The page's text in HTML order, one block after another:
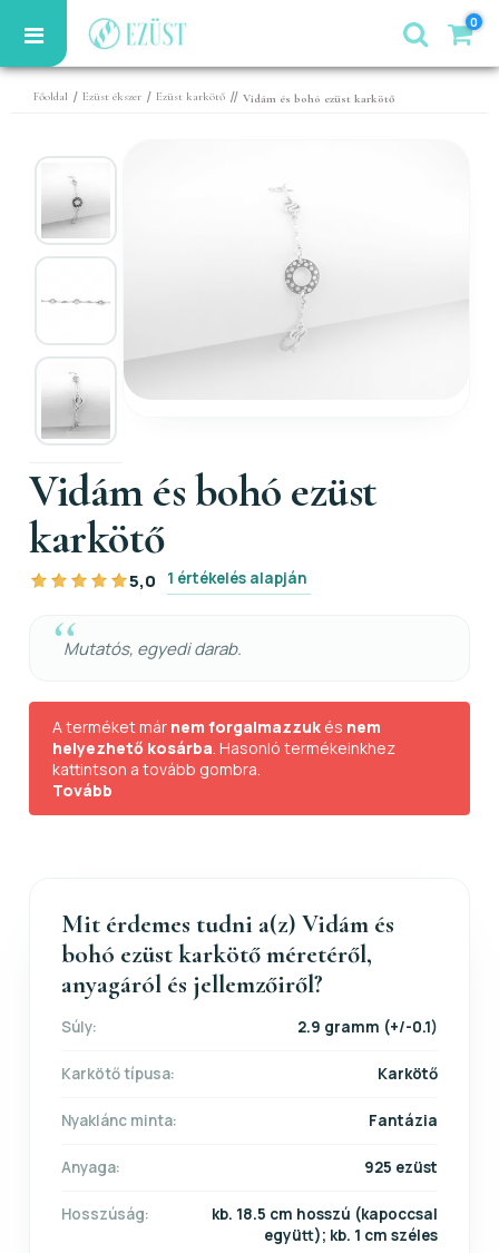
0
Főoldal / Ezüst ékszer / Ezüst karkötő // Vidám és bohó ezüst karkötő
Vidám és bohó ezüst
karkötő
5,0 1 értékelés alapján
Mutatós, egyedi darab.
A terméket már nem forgalmazzuk és nem
helyezhető kosárba. Hasonló termékeinkhez
kattintson a tovább gombra.
Tovább
Mit érdemes tudni a(z) Vidám és
bohó ezüst karkötő méretéről,
anyagáról és jellemzőiről?
Súly: 2.9 gramm (+/-0.1)
Karkötő típusa: Karkötő
Nyaklánc minta: Fantázia
Anyaga: 925 ezüst
Hosszúság:
kb. 18.5 cm hosszú (kapoccsal
együtt); kb. 1 cm széles